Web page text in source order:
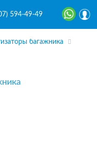
594-49-49
багажника